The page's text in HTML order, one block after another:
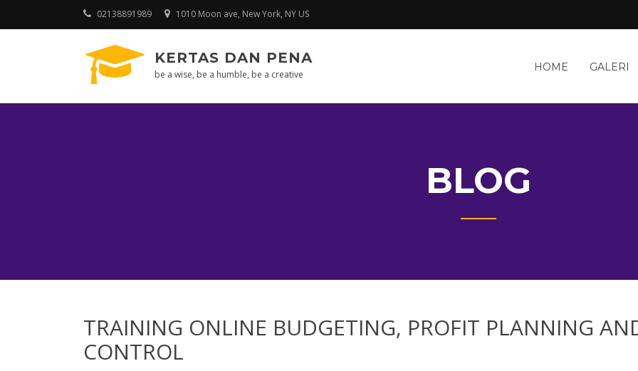
02138891989 1010 Moon ave, New York, NY US
KERTAS DAN PENA
be a wise, be a humble, be a creative
HOME GALERI
BLOG
TRAINING ONLINE BUDGETING, PROFIT PLANNING
CONTROL